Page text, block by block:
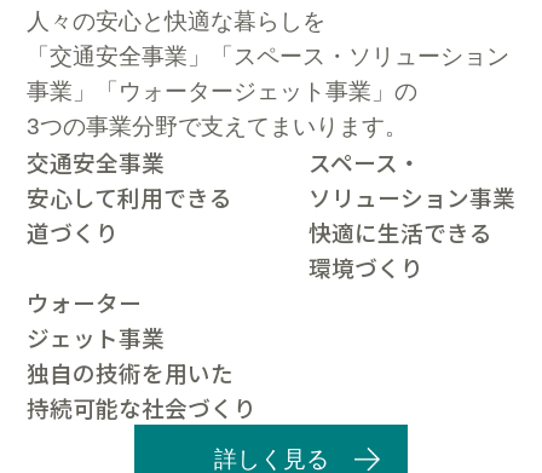
人々の安心と快適な暮らしを
「交通安全事業」「スペース・ソリューション
事業」「ウォータージェット事業」の
3つの事業分野で支えてまいります。
交通安全事業
安心して利用できる
道づくり
スペース・
ソリューション事業
快適に生活できる
環境づくり
ウォーター
ジェット事業
独自の技術を用いた
持続可能な社会づくり
詳しく見る